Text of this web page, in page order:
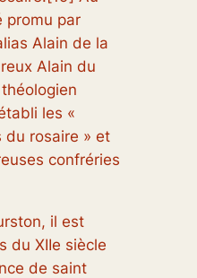
promu par
Alain de la
Alain du
les «
du rosaire » et
confréries
il est
du XIIe siècle
de saint